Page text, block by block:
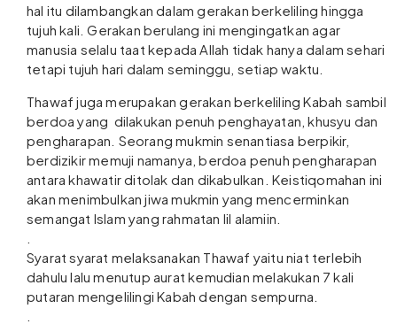
hal itu dilambangkan dalam gerakan berkeliling hingga
tujuh kali. Gerakan berulang ini mengingatkan agar
manusia selalu taat kepada Allah tidak hanya dalam sehari
tetapi tujuh hari dalam seminggu, setiap waktu.
Thawaf juga merupakan gerakan berkeliling Kabah sambil
berdoa yang dilakukan penuh penghayatan, khusyu dan
pengharapan. Seorang mukmin senantiasa berpikir,
berdizikir memuji namanya, berdoa penuh pengharapan
antara khawatir ditolak dan dikabulkan. Keistiqomahan ini
akan menimbulkan jiwa mukmin yang mencerminkan
semangat Islam yang rahmatan lil alamiin.
Syarat syarat melaksanakan Thawaf yaitu niat terlebih
dahulu lalu menutup aurat kemudian melakukan 7 kali
putaran mengelilingi Kabah dengan sempurna.